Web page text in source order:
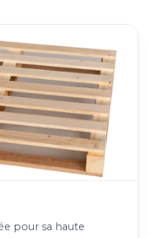
pour sa haute